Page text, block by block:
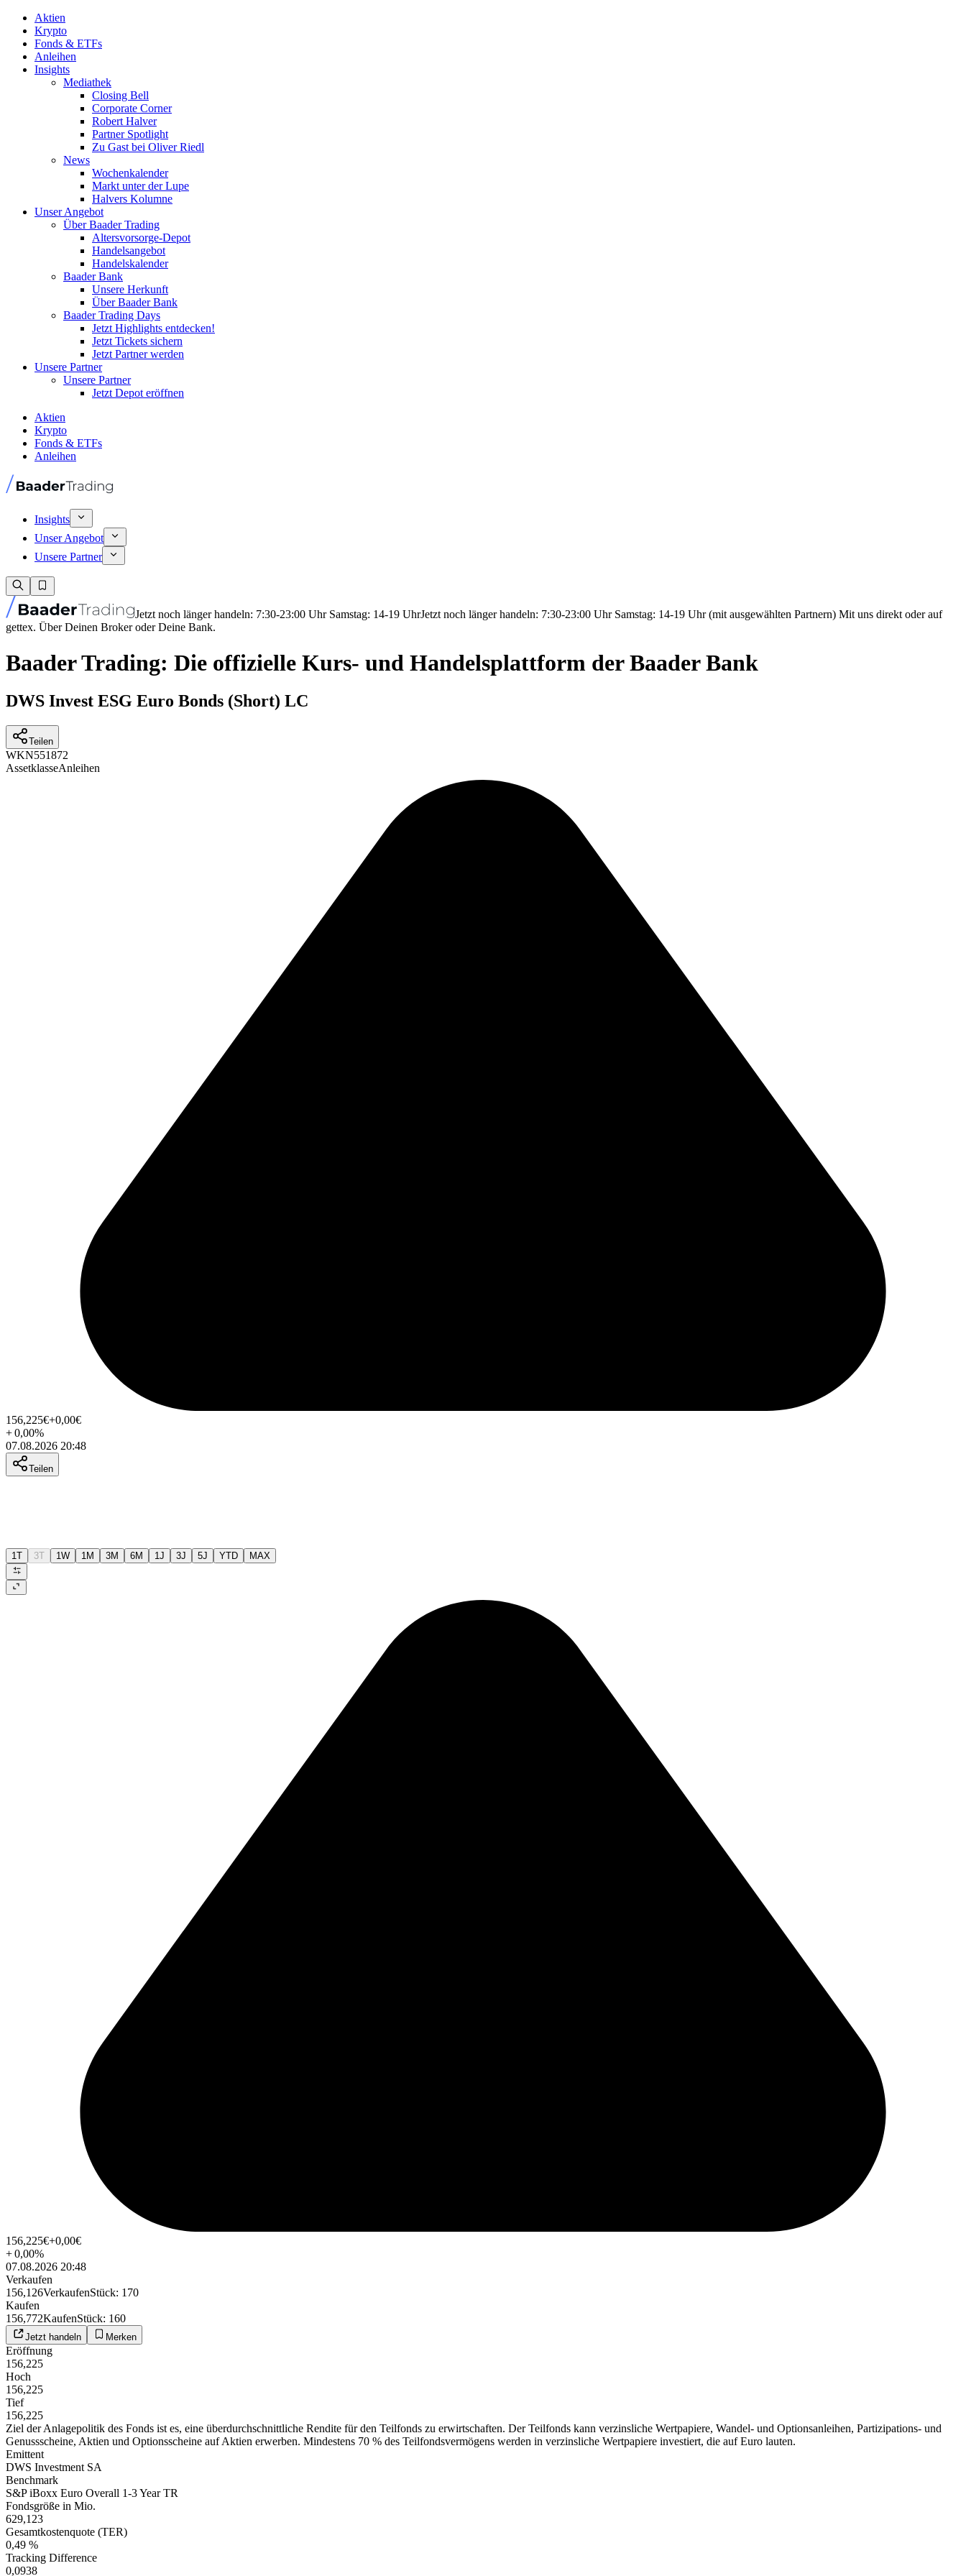
Aktien
Krypto
Fonds & ETFs
Anleihen
Insights
Mediathek
Closing Bell
Corporate Corner
Robert Halver
Partner Spotlight
Zu Gast bei Oliver Riedl
News
Wochenkalender
Markt unter der Lupe
Halvers Kolumne
Unser Angebot
Über Baader Trading
Altersvorsorge-Depot
Handelsangebot
Handelskalender
Baader Bank
Unsere Herkunft
Über Baader Bank
Baader Trading Days
Jetzt Highlights entdecken!
Jetzt Tickets sichern
Jetzt Partner werden
Unsere Partner
Unsere Partner
Jetzt Depot eröffnen
Aktien
Krypto
Fonds & ETFs
Anleihen
Insights
Unser Angebot
Unsere Partner
Jetzt noch länger handeln: 7:30-23:00 Uhr Samstag: 14-19 UhrJetzt noch länger handeln: 7:30-23:00 Uhr Samstag: 14-19 Uhr (mit ausgewählten Partnern) Mit uns direkt oder auf
gettex. Über Deinen Broker oder Deine Bank.
Baader Trading: Die offizielle Kurs- und Handelsplattform der Baader Bank
DWS Invest ESG Euro Bonds (Short) LC
Teilen
WKN551872
AssetklasseAnleihen
156,225€+0,00€
+0,00%
07.08.2026 20:48
Teilen
1T 3T 1W 1M 3M 6M 1J 3J 5J YTD MAX
156,225€+0,00€
+0,00%
07.08.2026 20:48
Verkaufen
156,126VerkaufenStück: 170
Kaufen
156,772KaufenStück: 160
Jetzt handeln Merken
Eröffnung
156,225
Hoch
156,225
Tief
156,225
Ziel der Anlagepolitik des Fonds ist es, eine überdurchschnittliche Rendite für den Teilfonds zu erwirtschaften. Der Teilfonds kann verzinsliche Wertpapiere, Wandel- und Optionsanleihen, Partizipations- und
Genussscheine, Aktien und Optionsscheine auf Aktien erwerben. Mindestens 70 % des Teilfondsvermögens werden in verzinsliche Wertpapiere investiert, die auf Euro lauten.
Emittent
DWS Investment SA
Benchmark
S&P iBoxx Euro Overall 1-3 Year TR
Fondsgröße in Mio.
629,123
Gesamtkostenquote (TER)
0,49 %
Tracking Difference
0,0938